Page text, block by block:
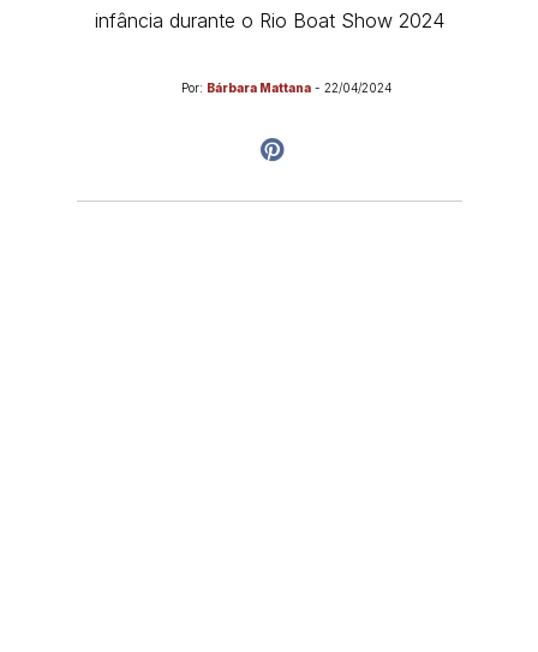
infância durante o Rio Boat Show 2024
Por: Bárbara Mattana - 22/04/2024